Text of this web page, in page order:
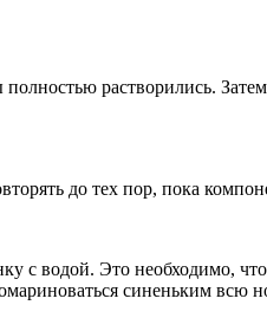
растворились.
до тех пор, пока
с водой. Это необходимо,
синеньким всю